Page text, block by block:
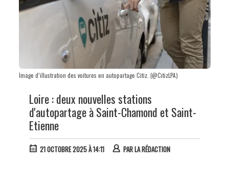
Image d’illustration des voitures en autopartage Citiz. (@CitizLPA)
Loire : deux nouvelles stations
d'autopartage à Saint-Chamond et Saint-
Etienne
21 OCTOBRE 2025 À 14:11 PARLA RÉDACTION